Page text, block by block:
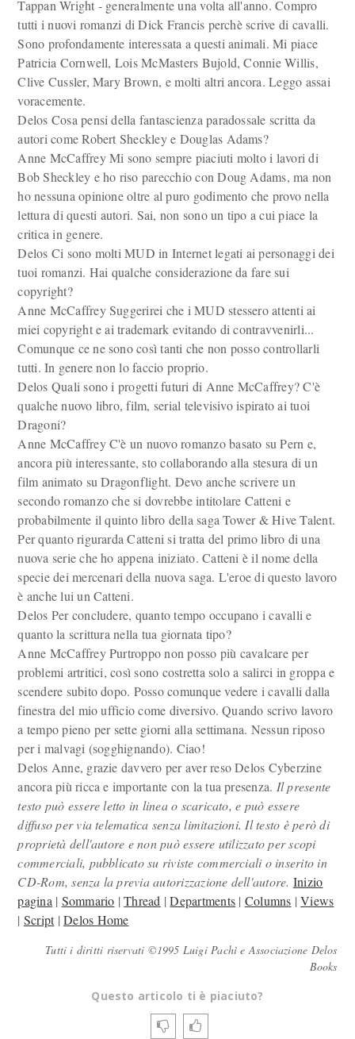
Tappan Wright - generalmente una volta all'anno. Compro
tutti i nuovi romanzi di Dick Francis perchè scrive di cavalli.
Sono profondamente interessata a questi animali. Mi piace
Patricia Cornwell, Lois McMasters Bujold, Connie Willis,
Clive Cussler, Mary Brown, e molti altri ancora. Leggo assai
voracemente.
Delos Cosa pensi della fantascienza paradossale scritta da
autori come Robert Sheckley e Douglas Adams?
Anne McCaffrey Mi sono sempre piaciuti molto i lavori di
Bob Sheckley e ho riso parecchio con Doug Adams, ma non
ho nessuna opinione oltre al puro godimento che provo nella
lettura di questi autori. Sai, non sono un tipo a cui piace la
critica in genere.
Delos Ci sono molti MUD in Internet legati ai personaggi dei
tuoi romanzi. Hai qualche considerazione da fare sui
copyright?
Anne McCaffrey Suggerirei che i MUD stessero attenti ai
miei copyright e ai trademark evitando di contravvenirli...
Comunque ce ne sono così tanti che non posso controllarli
tutti. In genere non lo faccio proprio.
Delos Quali sono i progetti futuri di Anne McCaffrey? C'è
qualche nuovo libro, film, serial televisivo ispirato ai tuoi
Dragoni?
Anne McCaffrey C'è un nuovo romanzo basato su Pern e,
ancora più interessante, sto collaborando alla stesura di un
film animato su Dragonflight. Devo anche scrivere un
secondo romanzo che si dovrebbe intitolare Catteni e
probabilmente il quinto libro della saga Tower & Hive Talent.
Per quanto rigurarda Catteni si tratta del primo libro di una
nuova serie che ho appena iniziato. Catteni è il nome della
specie dei mercenari della nuova saga. L'eroe di questo lavoro
è anche lui un Catteni.
Delos Per concludere, quanto tempo occupano i cavalli e
quanto la scrittura nella tua giornata tipo?
Anne McCaffrey Purtroppo non posso più cavalcare per
problemi artritici, così sono costretta solo a salirci in groppa e
scendere subito dopo. Posso comunque vedere i cavalli dalla
finestra del mio ufficio come diversivo. Quando scrivo lavoro
a tempo pieno per sette giorni alla settimana. Nessun riposo
per i malvagi (sogghignando). Ciao!
Delos Anne, grazie davvero per aver reso Delos Cyberzine
ancora più ricca e importante con la tua presenza. Il presente
testo può essere letto in linea o scaricato, e può essere
diffuso per via telematica senza limitazioni. Il testo è però di
proprietà dell'autore e non può essere utilizzato per scopi
commerciali, pubblicato su riviste commerciali o inserito in
CD-Rom, senza la previa autorizzazione dell'autore. Inizio
pagina | Sommario |Thread |Departments | Columns |Views
| Script|Delos Home
Tutti i diritti riservati ©1995 Luigi Pachì e Associazione Delos
Books
Questo articolo ti è piaciuto?